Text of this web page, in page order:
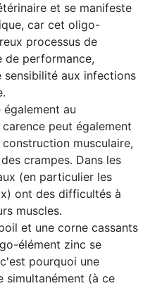
et se manifeste
car cet oligo-
processus de
de performance,
aux infections
au
peut également
musculaire,
crampes. Dans les
(en particulier les
ont des difficultés à
muscles.
et une corne cassants
élément zinc se
pourquoi une
simultanément (à ce